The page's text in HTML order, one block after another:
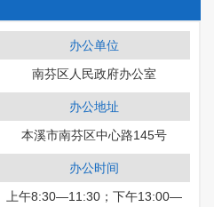
办公单位
南芬区人民政府办公室
办公地址
本溪市南芬区中心路145号
办公时间
上午8:30—11:30；下午13:00—